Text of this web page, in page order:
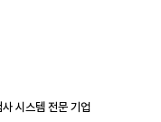
시스템 전문 기업